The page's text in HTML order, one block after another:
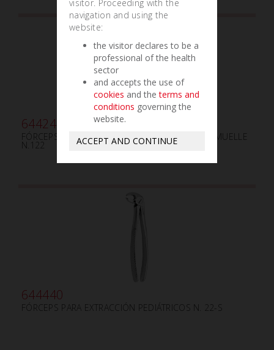
644240
FÓRCEPS PARA EXTRACCIÓN PEDIÁTRICOS CON MUELLE
N.122
644440
FÓRCEPS PARA EXTRACCIÓN PEDIÁTRICOS N. 22-S
visitor. Proceeding with the
navigation and using the
website:
the visitor declares to be a
professional of the health
sector
and accepts the use of
cookies and theterms and
conditions governing the
website.
ACCEPT AND CONTINUE